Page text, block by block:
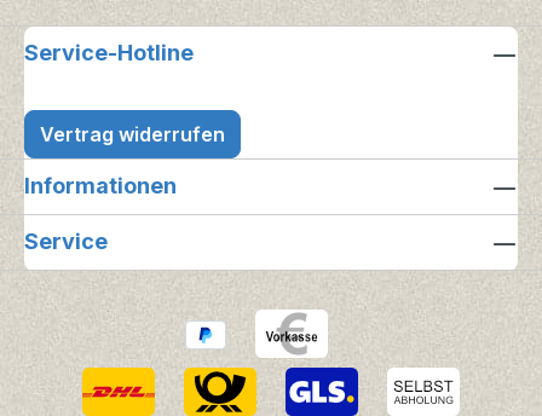
Service-Hotline
Vertrag widerrufen
Informationen
Service